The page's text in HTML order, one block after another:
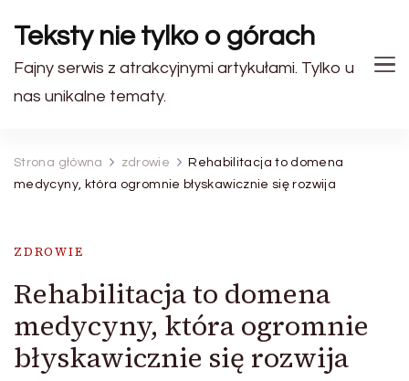
Teksty nie tylko o górach
Fajny serwis z atrakcyjnymi artykułami. Tylko u
nas unikalne tematy.
Strona główna zdrowie
Rehabilitacja to domena
medycyny, która ogromnie błyskawicznie się rozwija
ZDROWIE
Rehabilitacja to domena
medycyny, która ogromnie
błyskawicznie się rozwija